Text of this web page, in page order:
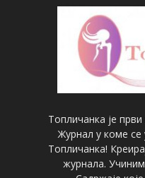
Топличанка је
Журнал у коме се
Топличанка!
журнала.